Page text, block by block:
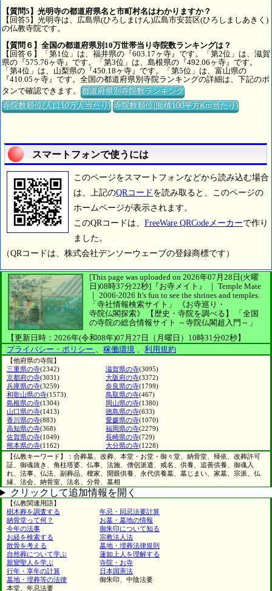
【質問5】光明寺の都道府県名と市町村名はわかりますか？
【回答5】光明寺は、広島県(ひろしまけん)広島市安芸区(ひろしましあきく)
の仏教寺院です。
【質問６】全国の都道府県別10万世帯当り寺院数ランキングは？
【回答６】「第1位」は、福井県の『603.17ヶ寺』です。「第2位」は、滋賀
県の『575.76ヶ寺』です。「第3位」は、島根県の『492.06ヶ寺』です。
「第4位」は、山梨県の『450.18ヶ寺』です。「第5位」は、富山県の
『410.05ヶ寺』です。全国の都道府県別寺院ランキングの詳細は、下記のボ
タンで確認できます。都道府県別寺院数ランキング
寺院数順位(人口10万人当たり) 寺院数順位(面積100平方Km当たり)
スマートフォンで使うには
このページをスマートフォンなどから読み込む場合
は、上記のQRコード を読み取ると、このページの
ホームページが表示されます。
このQRコードは、 FreeWare QRCodeメーカーで作り
ました。
（QRコードは、株式会社デンソーウェーブの登録商標です）
[This page was uploaded on 2026年07月28日(火曜
日)08時37分22秒] 『お寺メイト』 ｜ Temple Mate
｜ 2006-2026 It's fun to see the shrines and temples.
「寺社情報検索サイト」
《お寺巡り・
寺院仏閣探索》
【歴史・寺院を調べる】
「全国
の寺院の総合情報サイト ～寺院仏閣超入門～」
【更新日時：2026年(令和08年)07月27日（月曜日）10時31分02秒】
プライバシー・ポリシー 、 稼働環境 、 利用規約
【他府県の寺院】
三重県の寺(2342) 滋賀県の寺(3095)
京都府の寺(3031) 大阪府の寺(3372)
兵庫県の寺(3259) 奈良県の寺(1799)
和歌山県の寺(1573) 鳥取県の寺(467)
島根県の寺(1304) 岡山県の寺(1380)
山口県の寺(1413) 徳島県の寺(633)
香川県の寺(883) 愛媛県の寺(1070)
高知県の寺(368) 福岡県の寺(2279)
佐賀県の寺(1049) 長崎県の寺(729)
熊本県の寺(1162) 大分県の寺(1228)
【仏教キーワード】：合葬墓、改葬、本堂・お堂・御々堂、納骨堂、帰依、改葬許可
証、御魂抜き、角柱塔婆、仏事、法施、僧侶派遣、戒名、供養、追善供養、御魂入
れ、法事、仏法、副葬品、檀家、開眼供養、永代供養墓、墓じまい、家墓、宗派、仏
縁、法会、納骨室、法名、分骨、墓相
クリックして追加情報を開く
【仏教関連用語】
樹木葬を調査する
年忌・回忌法要計算
納骨堂って何？
お墓・墓地の情報
今年の法事
御朱印について知る
お経を検索する
宗教法人法
散骨を考える
墓地・埋葬法律規則
自然葬について学ぶ
蓮如上人を理解する
親鸞聖人を学ぶ
寺院・お寺
行年・享年の計算
日本国憲法
墓地・埋葬等の法律
御朱印、中陰法要
本堂、年忌法要